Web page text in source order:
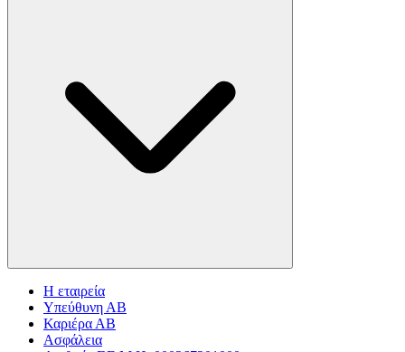
Η εταιρεία
Υπεύθυνη ΑΒ
Καριέρα ΑΒ
Ασφάλεια